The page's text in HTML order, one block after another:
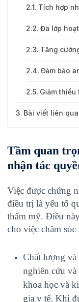
Tích hợp
Đa lớp
Tăng
Đảm bảo
Giảm
Bài viết liên
Tầm quan
nhận tác
Việc được chứng
điều trị là yếu tố
thẩm mỹ. Điều
cho việc chăm
Chất lượng và
nghiên cứu và
khoa học và
gia y tế. Khi